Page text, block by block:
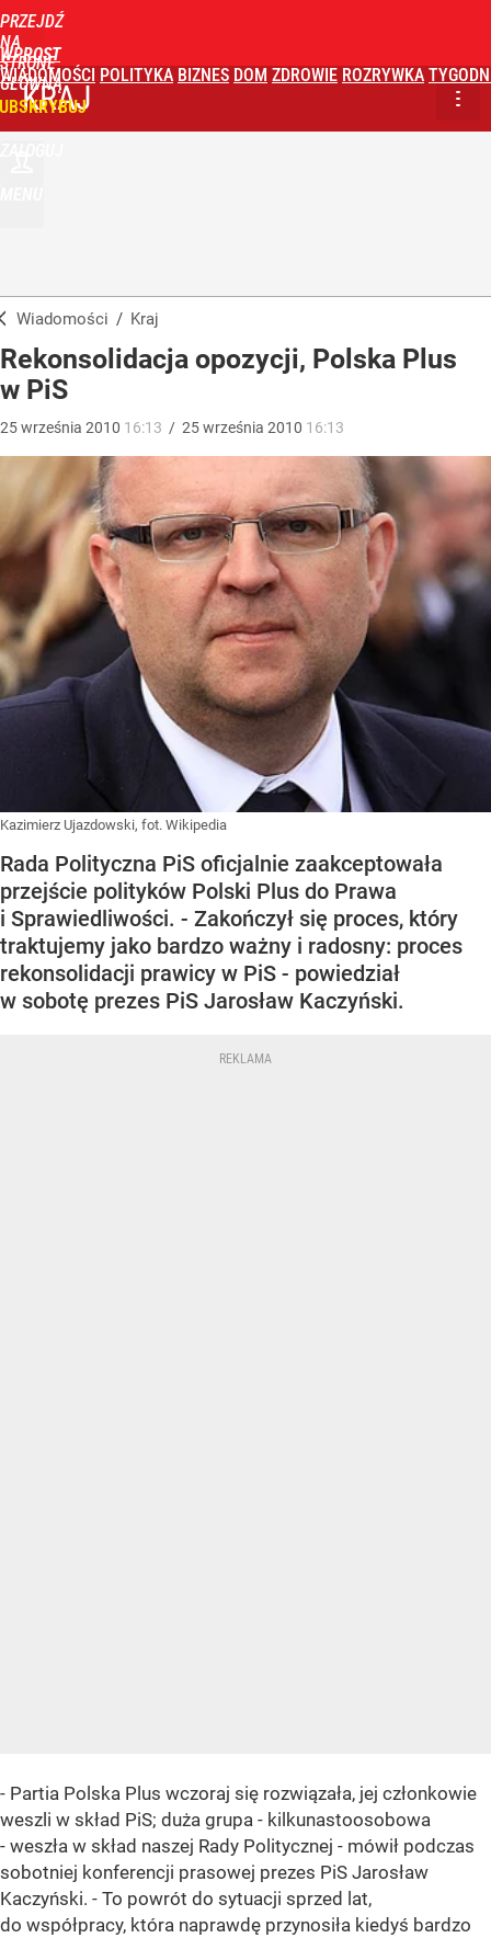
PRZEJDŹ
NA
STRONĘ
GŁÓWNĄ
WPROST
WIADOMOŚCI POLITYKA BIZNES DOM ZDROWIE ROZRYWKA
KRAJ
Wiadomości / Kraj
Rekonsolidacja opozycji, Polska Plus
w PiS
25września 2010 16:13 / 25września 2010 16:13
Kazimierz Ujazdowski, fot. Wikipedia
Rada Polityczna PiS oficjalnie zaakceptowała
przejście polityków Polski Plus do Prawa
i Sprawiedliwości. - Zakończył się proces, który
traktujemy jako bardzo ważny i radosny: proces
rekonsolidacji prawicy w PiS - powiedział
w sobotę prezes PiS Jarosław Kaczyński.
- Partia Polska Plus wczoraj się rozwiązała, jej członkowie
weszli w skład PiS; duża grupa - kilkunastoosobowa
- weszła w skład naszej Rady Politycznej - mówił podczas
sobotniej konferencji prasowej prezes PiS Jarosław
Kaczyński. - To powrót do sytuacji sprzed lat,
do współpracy, która naprawdę przynosiła kiedyś bardzo